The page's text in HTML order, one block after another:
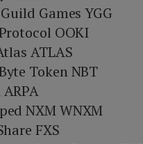
Games YGG
OOKI
ATLAS
Token NBT
NXM WNXM
FXS